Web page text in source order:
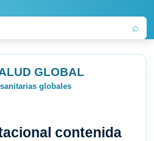
⌕
GLOBAL
globales
contenida